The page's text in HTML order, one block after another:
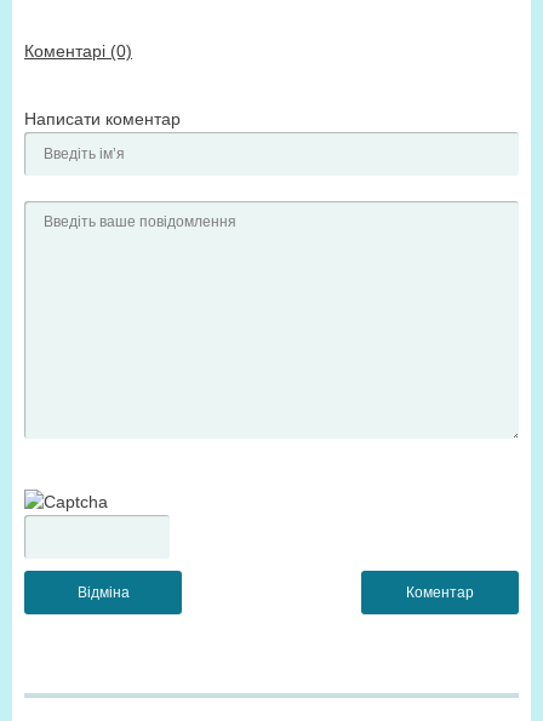
Коментарі (0)
Написати коментар